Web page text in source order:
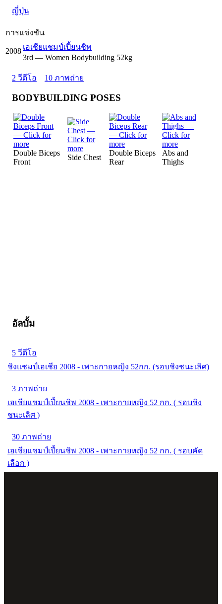
ญี่ปุ่น
การแข่งขัน
2008 เอเชียแชมป์เปี้ยนชิพ
3rd — Women Bodybuilding 52kg
2 วีดีโอ 10 ภาพถ่าย
BODYBUILDING POSES
Double Biceps
Front
Side Chest
Double Biceps
Rear
Abs and
Thighs
อัลบั้ม
5 วีดีโอ
ชิงแชมป์เอเชีย 2008 - เพาะกายหญิง 52กก. (รอบชิงชนะเลิศ)
3 ภาพถ่าย
เอเชียแชมป์เปี้ยนชิพ 2008 - เพาะกายหญิง 52 กก. ( รอบชิง
ชนะเลิศ )
30 ภาพถ่าย
เอเชียแชมป์เปี้ยนชิพ 2008 - เพาะกายหญิง 52 กก. ( รอบคัด
เลือก )